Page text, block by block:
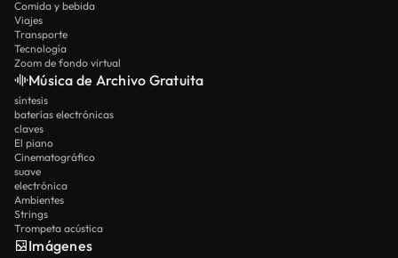
Comida y bebida
Viajes
Transporte
Tecnología
Zoom de fondo virtual
Música de Archivo Gratuita
síntesis
baterías electrónicas
claves
El piano
Cinematográfico
suave
electrónica
Ambientes
Strings
Trompeta acústica
Imágenes